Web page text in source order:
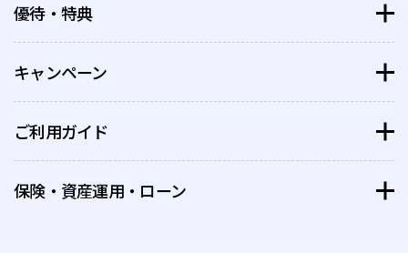
GINZA SIXカード
大丸松坂屋ポイント
QIRAポイント
優待・特典
特典・優待を探す
特別体験
キャンペーン
すでにカードをお持ちのお客さまへ
ご利用ガイド
カードご利用の際の注意事項
保険・資産運用・ローン